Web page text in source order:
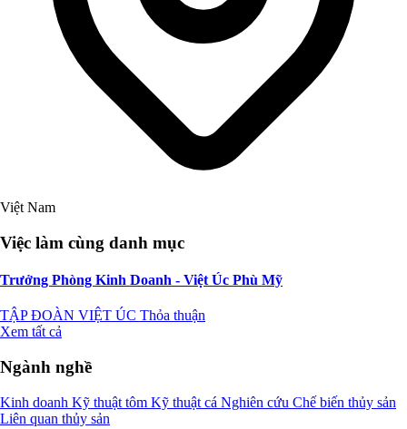
Việt Nam
Việc làm cùng danh mục
Trưởng Phòng Kinh Doanh - Việt Úc Phù Mỹ
TẬP ĐOÀN VIỆT ÚC Thỏa thuận
Xem tất cả
Ngành nghề
Kinh doanh Kỹ thuật tôm Kỹ thuật cá Nghiên cứu Chế biến thủy sản
Liên quan thủy sản